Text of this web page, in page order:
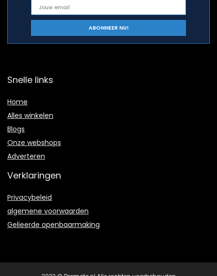
Snelle links
Home
Alles winkelen
Blogs
Onze webshops
Adverteren
Verklaringen
Privacybeleid
algemene voorwaarden
Gelieerde openbaarmaking